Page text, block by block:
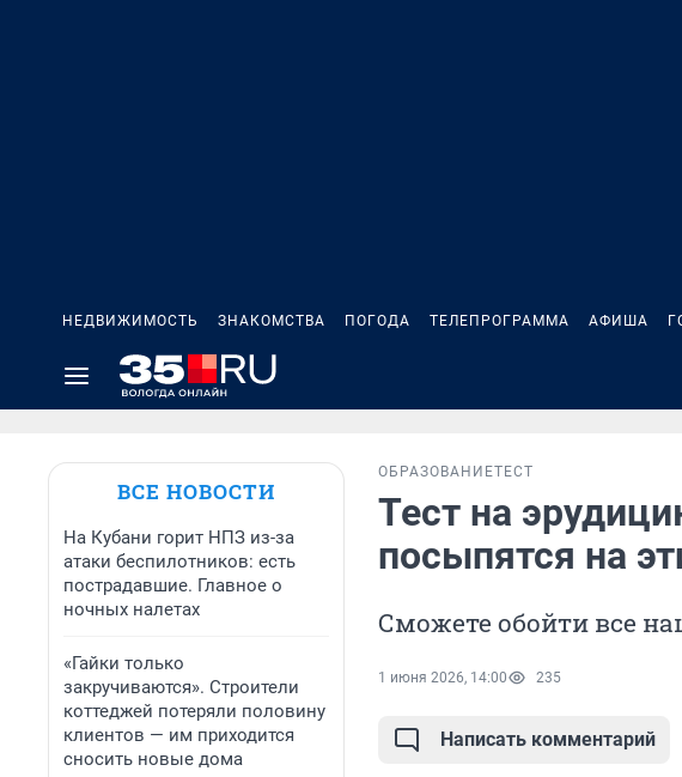
НЕДВИЖИМОСТЬ ЗНАКОМСТВА ПОГОДА ТЕЛЕПРОГРАММА АФИША
ВСЕ НОВОСТИ
На Кубани горит НПЗ из-за
атаки беспилотников: есть
пострадавшие. Главное о
ночных налетах
«Гайки только
закручиваются». Строители
коттеджей потеряли половину
клиентов — им приходится
сносить новые дома
ОБРАЗОВАНИЕТЕСТ
Тест на
посыпятся на
Сможете обойти все
1 июня 2026, 14:00 235
Написать комментарий